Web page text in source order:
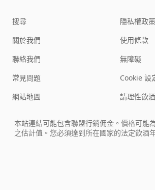
搜尋
關於我們
聯絡我們
常見問題
網站地圖
隱私權政策
使用條款
無障礙
Cookie 設
請理性飲酒
本站連結可能包含聯盟行銷佣金。價格可能
之估計值。您必須達到所在國家的法定飲酒